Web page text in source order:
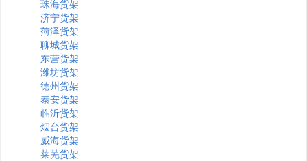
珠海货架
济宁货架
菏泽货架
聊城货架
东营货架
潍坊货架
德州货架
泰安货架
临沂货架
烟台货架
威海货架
莱芜货架